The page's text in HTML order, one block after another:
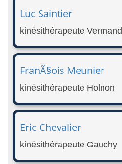
Luc Saintier
kinésithérapeute Vermand
FranÃ§ois Meunier
kinésithérapeute Holnon
Eric Chevalier
kinésithérapeute Gauchy